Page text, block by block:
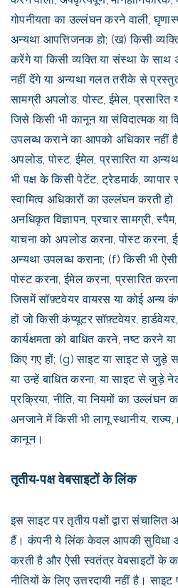
गोपनीयता का उल्लंघन करने वाली,
अन्यथा आपत्तिजनक हो; (ख) किसी
करेंगे या किसी व्यक्ति या संस्था के
नहीं देंगे या अन्यथा गलत तरीके से
सामग्री अपलोड, पोस्ट, ईमेल, प्रसारित
जिसे किसी भी कानून या संविदात्मक या
उपलब्ध कराने का आपको अधिकार नहीं
अपलोड, पोस्ट, ईमेल, प्रसारित या
भी पक्ष के किसी पेटेंट, ट्रेडमार्क, व्यापार
स्वामित्व अधिकारों का उल्लंघन करती
अनधिकृत विज्ञापन, प्रचार सामग्री,
याचना को अपलोड करना, पोस्ट करना,
अन्यथा उपलब्ध कराना; (f) किसी भी
पोस्ट करना, ईमेल करना, प्रसारित
जिसमें सॉफ़्टवेयर वायरस या कोई अन्य
हों जो किसी कंप्यूटर सॉफ़्टवेयर,
कार्यक्षमता को बाधित करने, नष्ट करने
किए गए हों; (g) साइट या साइट से जुड़े
या उन्हें बाधित करना, या साइट से जुड़े
प्रक्रिया, नीति, या नियमों का उल्लंघन
अनजाने में किसी भी लागू स्थानीय,
कानून।
तृतीय-पक्ष वेबसाइटों के लिंक
इस साइट पर तृतीय पक्षों द्वारा
हैं। कंपनी ये लिंक केवल आपकी सुविधा
करती है और ऐसी स्वतंत्र वेबसाइटों के
नीतियों के लिए उत्तरदायी नहीं है।